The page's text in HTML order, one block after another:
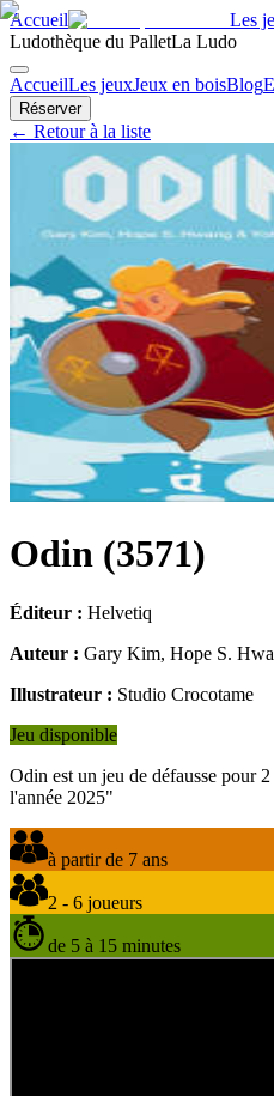
Accueil Les
Ludothèque du PalletLa Ludo
AccueilLes jeuxJeux en boisBlog
Réserver
← Retour à la liste
Odin (3571)
Éditeur : Helvetiq
Auteur : Gary Kim, Hope S.
Illustrateur : Studio Crocotame
Jeu disponible
Odin est un jeu de défausse pour
l'année 2025"
à partir de 7 ans
2 - 6 joueurs
de 5 à 15 minutes